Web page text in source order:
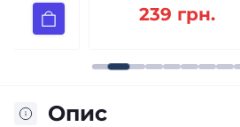
239 грн.
Опис